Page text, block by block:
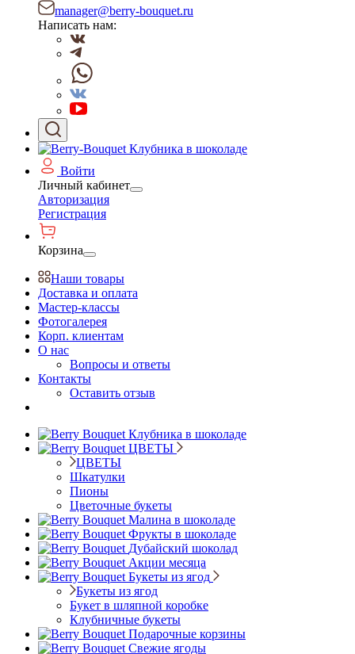
manager@berry-bouquet.ru
Написать нам:
Войти
Личный кабинет
Авторизация
Регистрация
Корзина
Наши товары
Доставка и оплата
Мастер-классы
Фотогалерея
Корп. клиентам
О нас
Вопросы и ответы
Контакты
Оставить отзыв
Клубника в шоколаде
ЦВЕТЫ
ЦВЕТЫ
Шкатулки
Пионы
Цветочные букеты
Малина в шоколаде
Фрукты в шоколаде
Дубайский шоколад
Акции месяца
Букеты из ягод
Букеты из ягод
Букет в шляпной коробке
Клубничные букеты
Подарочные корзины
Свежие ягоды